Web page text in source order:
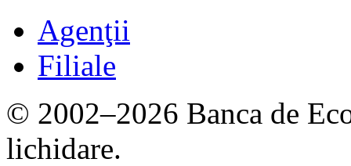
Agenţii
Filiale
© 2002–2026 Banca de
lichidare.